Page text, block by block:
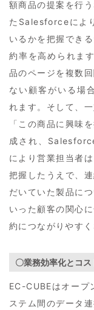
額商品の提案を行
たSalesforceによ
いるかを把握でき
約率を高められま
品のページを複数
ない顧客がいる場
れます。そして、
「この商品に興味
成され、
により営業担当者
把握したうえで、
だいていた製品に
いった顧客の関心
約につながりやすく
〇業務効率化とコス
EC-CUBEはオー
ステム間のデータ